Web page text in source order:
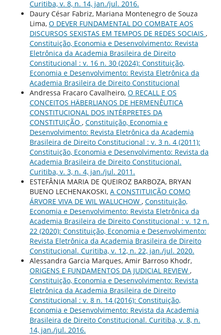
Curitiba, v. 8, n. 14, jan./jul. 2016.
Daury César Fabriz, Mariana Montenegro de Souza
Lima, O DEVER FUNDAMENTAL DO COMBATE AOS
DISCURSOS SEXISTAS EM TEMPOS DE REDES SOCIAIS ,
Constituição, Economia e Desenvolvimento: Revista
Eletrônica da Academia Brasileira de Direito
Constitucional : v. 16 n. 30 (2024): Constituição,
Economia e Desenvolvimento: Revista Eletrônica da
Academia Brasileira de Direito Constitucional
Andressa Fracaro Cavalheiro, O RECALL E OS
CONCEITOS HÄBERLIANOS DE HERMENÊUTICA
CONSTITUCIONAL DOS INTÉRPRETES DA
CONSTITUIÇÃO , Constituição, Economia e
Desenvolvimento: Revista Eletrônica da Academia
Brasileira de Direito Constitucional : v. 3 n. 4 (2011):
Constituição, Economia e Desenvolvimento: Revista da
Academia Brasileira de Direito Constitucional.
Curitiba, v. 3, n. 4, jan./jul. 2011.
ESTEFÂNIA MARIA DE QUEIROZ BARBOZA, BRYAN
BUENO LECHENAKOSKI, A CONSTITUIÇÃO COMO
ÁRVORE VIVA DE WIL WALUCHOW , Constituição,
Economia e Desenvolvimento: Revista Eletrônica da
Academia Brasileira de Direito Constitucional : v. 12 n.
22 (2020): Constituição, Economia e Desenvolvimento:
Revista Eletrônica da Academia Brasileira de Direito
Constitucional. Curitiba, v. 12, n. 22, jan./jul. 2020.
Alessandra Garcia Marques, Amir Barroso Khodr,
ORIGENS E FUNDAMENTOS DA JUDICIAL REVIEW ,
Constituição, Economia e Desenvolvimento: Revista
Eletrônica da Academia Brasileira de Direito
Constitucional : v. 8 n. 14 (2016): Constituição,
Economia e Desenvolvimento: Revista da Academia
Brasileira de Direito Constitucional. Curitiba, v. 8, n.
14, jan./jul. 2016.